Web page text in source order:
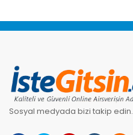
Sosyal medyada bizi takip edin.